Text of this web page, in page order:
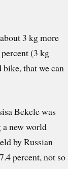
3 kg more
(3 kg
that we can
Bekele was
a new world
by Russian
percent, not so